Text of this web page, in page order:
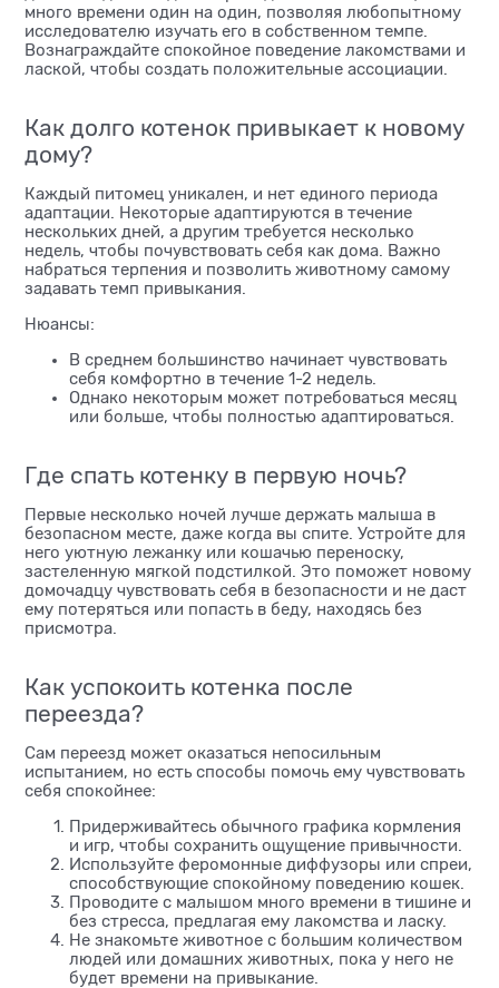
много времени один на один, позволяя любопытному
исследователю изучать его в собственном темпе.
Вознаграждайте спокойное поведение лакомствами и
лаской, чтобы создать положительные ассоциации.
Как долго котенок привыкает к новому
дому?
Каждый питомец уникален, и нет единого периода
адаптации. Некоторые адаптируются в течение
нескольких дней, а другим требуется несколько
недель, чтобы почувствовать себя как дома. Важно
набраться терпения и позволить животному самому
задавать темп привыкания.
Нюансы:
В среднем большинство начинает чувствовать
себя комфортно в течение 1-2 недель.
Однако некоторым может потребоваться месяц
или больше, чтобы полностью адаптироваться.
Где спать котенку в первую ночь?
Первые несколько ночей лучше держать малыша в
безопасном месте, даже когда вы спите. Устройте для
него уютную лежанку или кошачью переноску,
застеленную мягкой подстилкой. Это поможет новому
домочадцу чувствовать себя в безопасности и не даст
ему потеряться или попасть в беду, находясь без
присмотра.
Как успокоить котенка после
переезда?
Сам переезд может оказаться непосильным
испытанием, но есть способы помочь ему чувствовать
себя спокойнее:
Придерживайтесь обычного графика кормления
и игр, чтобы сохранить ощущение привычности.
Используйте феромонные диффузоры или спреи,
способствующие спокойному поведению кошек.
Проводите с малышом много времени в тишине и
без стресса, предлагая ему лакомства и ласку.
Не знакомьте животное с большим количеством
людей или домашних животных, пока у него не
будет времени на привыкание.